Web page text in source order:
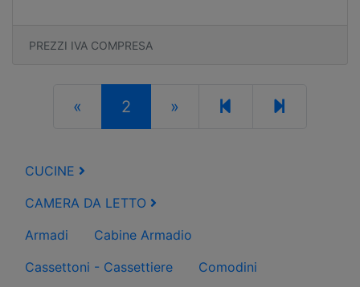
PREZZI IVA COMPRESA
« 2 »
CUCINE
CAMERA DA LETTO
Armadi
Cabine Armadio
Cassettoni - Cassettiere
Comodini